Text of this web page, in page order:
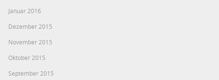
Januar 2016
Dezember 2015
November 2015
Oktober 2015
September 2015